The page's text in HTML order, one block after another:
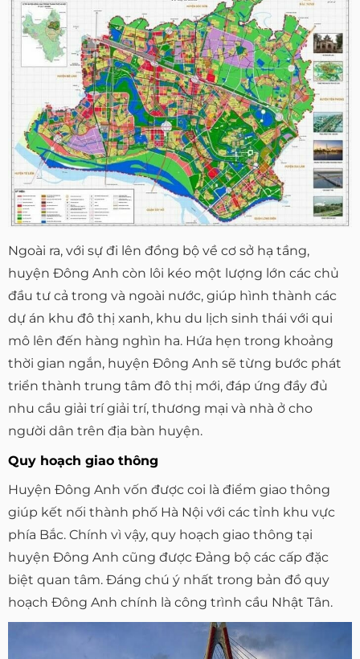
Ngoài ra, với sự đi lên đồng bộ về cơ sở hạ tầng,
huyện Đông Anh còn lôi kéo một lượng lớn các chủ
đầu tư cả trong và ngoài nước, giúp hình thành các
dự án khu đô thị xanh, khu du lịch sinh thái với qui
mô lên đến hàng nghìn ha. Hứa hẹn trong khoảng
thời gian ngắn, huyện Đông Anh sẽ từng bước phát
triển thành trung tâm đô thị mới, đáp ứng đầy đủ
nhu cầu giải trí giải trí, thương mại và nhà ở cho
người dân trên địa bàn huyện.
Quy hoạch giao thông
Huyện Đông Anh vốn được coi là điểm giao thông
giúp kết nối thành phố Hà Nội với các tỉnh khu vực
phía Bắc. Chính vì vậy, quy hoạch giao thông tại
huyện Đông Anh cũng được Đảng bộ các cấp đặc
biệt quan tâm. Đáng chú ý nhất trong bản đồ quy
hoạch Đông Anh chính là công trình cầu Nhật Tân.